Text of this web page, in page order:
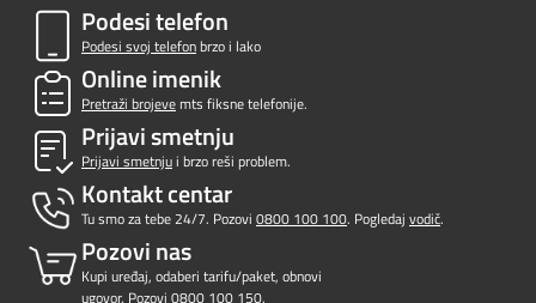
Podesi telefon
Podesi svoj telefonbrzo i lako
Online imenik
Pretraži brojevemts fiksne telefonije.
Prijavi smetnju
Prijavi smetnjui brzo reši problem.
Kontakt centar
Tu smo za tebe 24/7. Pozovi 0800 100 100. Pogledaj vodič.
Pozovi nas
Kupi uređaj, odaberi tarifu/paket, obnovi
ugovor. Pozovi 0800 100 150.